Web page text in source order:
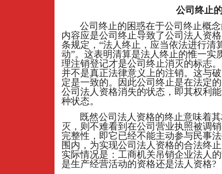
公司终止
公司终止的困惑在于公司终止概
内容应是公司终止导致了公司法人资
条规定，“法人终止，应当依法进行清
动”。这表明清算是法人终止的惟一实
理注销登记才是公司终止消灭的标志
并不是真正法律意义上的注销。这与
定是一致的。因此公司终止是在法定
公司法人资格消失的状态，即其权利
种状态。
既然公司法人资格的终止意味着
灭，则不难看到在公司营业执照被调
完整性，即它已经不能主动参与民事
围内，为实现公司法人资格的合法终
实际情况是：工商机关吊销企业法人
是生产经营活动的资格还是法人资格?